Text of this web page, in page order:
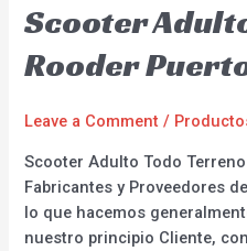
Scooter
Rooder
Leave a Comment /
Scooter Adulto Todo
Fabricantes y Proveedores
lo que hacemos
nuestro principio Cliente,